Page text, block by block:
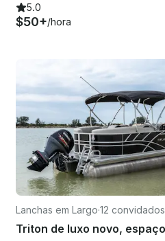
5.0
$50+/hora
Lanchas em Largo·12 convidados